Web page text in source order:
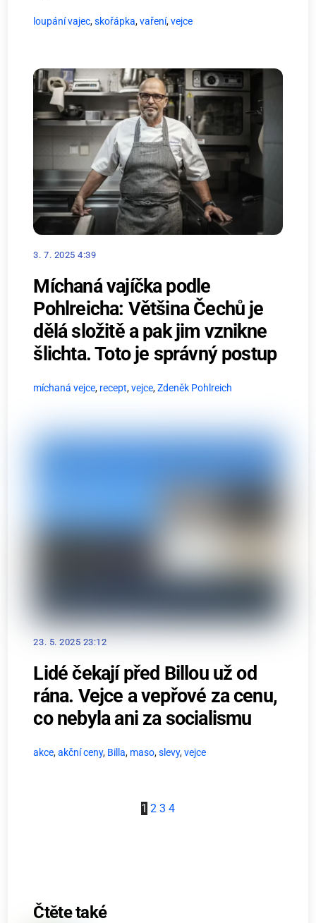
loupání vajec,skořápka,vaření,vejce
3. 7. 2025 4:39
Míchaná vajíčka podle
Pohlreicha: Většina Čechů je
dělá složitě a pak jim vznikne
šlichta. Toto je správný postup
míchaná vejce, recept,vejce,Zdeněk Pohlreich
23. 5. 2025 23:12
Lidé čekají před Billou už od
rána. Vejce a vepřové za cenu,
co nebyla ani za socialismu
akce,akční ceny, Billa, maso,slevy,vejce
1 2 3 4
Čtěte také